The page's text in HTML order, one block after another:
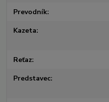
Prevodník
Kazeta
Reťaz
Predstavec